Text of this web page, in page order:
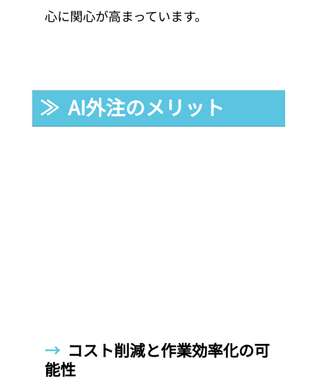
心に関心が高まっています。
≫  AI外注のメリット
→ コスト削減と作業効率化の可
能性